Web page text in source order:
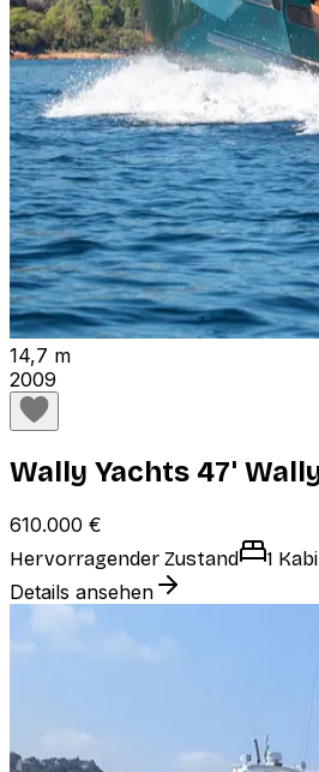
14,7 m
2009
Wally Yachts 47'
610.000 €
Hervorragender Zustand 1
Details ansehen